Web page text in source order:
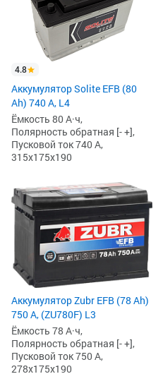
4.8
Аккумулятор Solite EFB (80
Ah) 740 А, L4
Ёмкость 80 А·ч,
Полярность обратная [- +],
Пусковой ток 740 А,
315x175x190
Аккумулятор Zubr EFB (78 Ah)
750 А, (ZU780F) L3
Ёмкость 78 А·ч,
Полярность обратная [- +],
Пусковой ток 750 А,
278x175x190